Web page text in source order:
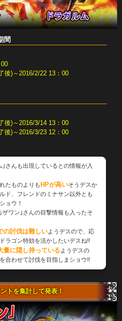
間
後)～2016/2/22 13：00
後)～2016/3/14 13：00
後)～2016/3/23 12：00
さんも出現しているとの情報が入
たものよりもHPが高いそうデスか
ド、フレンドのミナサン以外とも
ョウ！
ワン｣さんの目撃情報も入ったそ
の討伐は難しいようデスので、応
ラゴン特効を活かしたいデスね!!
量に隠し持っている ようデスの
合わせて討伐を目指しまショウ!!
トを集計して発表！